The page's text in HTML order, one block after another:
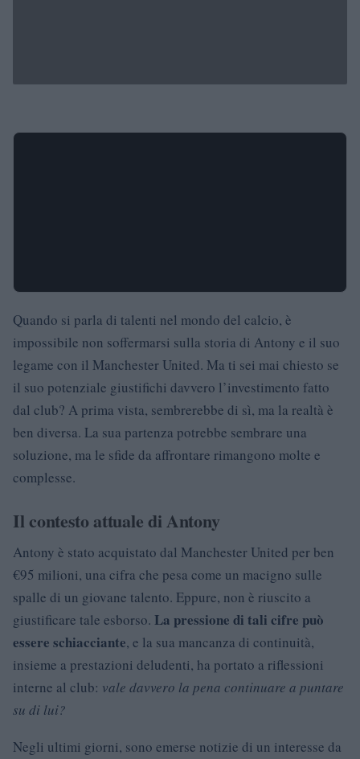
Quando si parla di talenti nel mondo del calcio, è
impossibile non soffermarsi sulla storia di Antony e il suo
legame con il Manchester United. Ma ti sei mai chiesto se
il suo potenziale giustifichi davvero l’investimento fatto
dal club? A prima vista, sembrerebbe di sì, ma la realtà è
ben diversa. La sua partenza potrebbe sembrare una
soluzione, ma le sfide da affrontare rimangono molte e
complesse.
Il contesto attuale di Antony
Antony è stato acquistato dal Manchester United per ben
€95 milioni, una cifra che pesa come un macigno sulle
spalle di un giovane talento. Eppure, non è riuscito a
giustificare tale esborso. La pressione di tali cifre può
essere schiacciante, e la sua mancanza di continuità,
insieme a prestazioni deludenti, ha portato a riflessioni
interne al club: vale davvero la pena continuare a puntare
su di lui?
Negli ultimi giorni, sono emerse notizie di un interesse da